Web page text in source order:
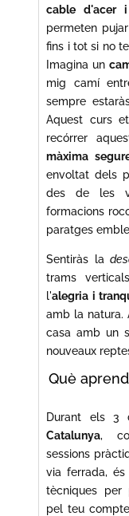
cable d'acer i
permeten
fins i tot si no
Imagina un
mig camí
sempre
Aquest curs
recórrer
màxima
envoltat dels
des de les
formacions
paratges
Sentiràs la
trams
l'alegria i
amb la natura.
casa amb un
nouveaux
Què
Durant els
Catalunya,
sessions
via ferrada,
tècniques per
pel teu